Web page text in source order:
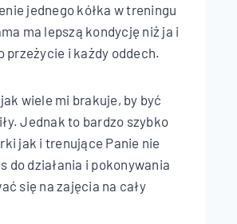
jednego kółka w treningu
ma lepszą kondycję niż ja i
przeżycie i każdy oddech.
wiele mi brakuje, by być
Jednak to bardzo szybko
jak i trenujące Panie nie
do działania i pokonywania
się na zajęcia na cały